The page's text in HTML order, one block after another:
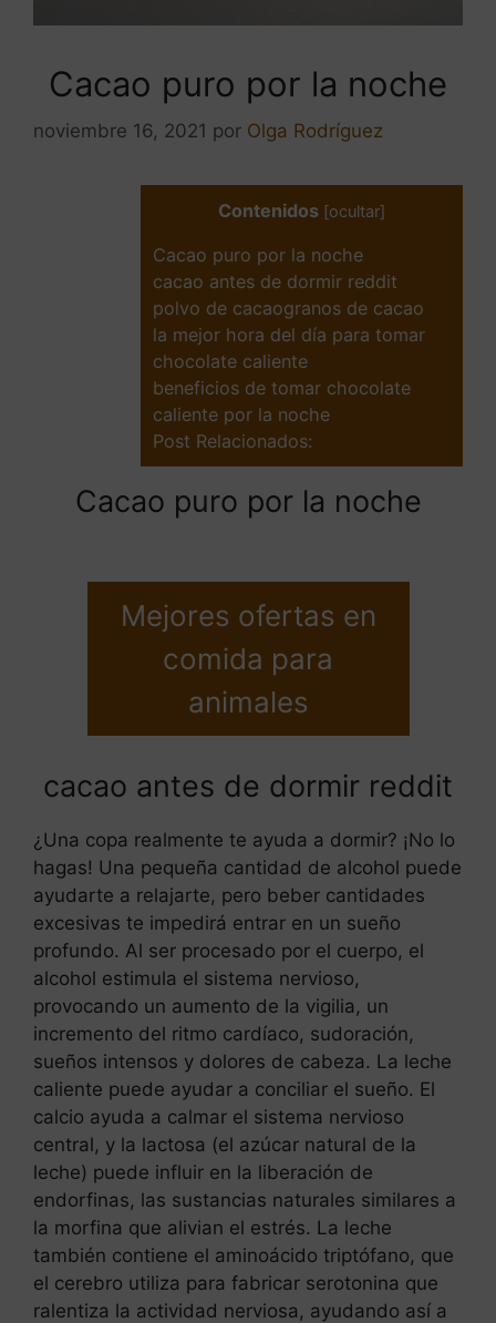
Cacao puro por la noche
noviembre 16, 2021 por Olga Rodríguez
Contenidos [ocultar]
Cacao puro por la noche
cacao antes de dormir reddit
polvo de cacaogranos de cacao
la mejor hora del día para tomar
chocolate caliente
beneficios de tomar chocolate
caliente por la noche
Post Relacionados:
Cacao puro por la noche
Mejores ofertas en
comida para
animales
cacao antes de dormir reddit
¿Una copa realmente te ayuda a dormir? ¡No lo
hagas! Una pequeña cantidad de alcohol puede
ayudarte a relajarte, pero beber cantidades
excesivas te impedirá entrar en un sueño
profundo. Al ser procesado por el cuerpo, el
alcohol estimula el sistema nervioso,
provocando un aumento de la vigilia, un
incremento del ritmo cardíaco, sudoración,
sueños intensos y dolores de cabeza. La leche
caliente puede ayudar a conciliar el sueño. El
calcio ayuda a calmar el sistema nervioso
central, y la lactosa (el azúcar natural de la
leche) puede influir en la liberación de
endorfinas, las sustancias naturales similares a
la morfina que alivian el estrés. La leche
también contiene el aminoácido triptófano, que
el cerebro utiliza para fabricar serotonina que
ralentiza la actividad nerviosa, ayudando así a